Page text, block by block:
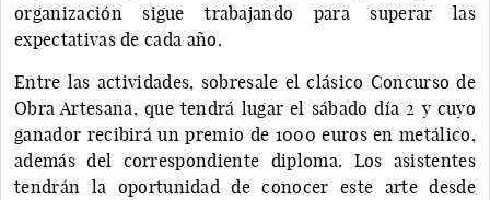
organización sigue trabajando para superar las
expectativas de cada año.
Entre las actividades, sobresale el clásico Concurso de
Obra Artesana, que tendrá lugar el sábado día 2 y cuyo
ganador recibirá un premio de 1000 euros en metálico,
además del correspondiente diploma. Los asistentes
tendrán la oportunidad de conocer este arte desde